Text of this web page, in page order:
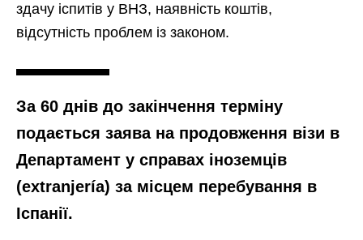
здачу іспитів у ВНЗ, наявність коштів,
відсутність проблем із законом.
За 60 днів до закінчення терміну
подається заява на продовження візи в
Департамент у справах іноземців
(extranjería) за місцем перебування в
Іспанії.